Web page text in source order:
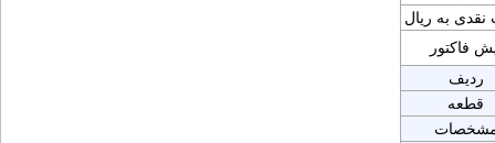
به ریال
فاکتور
ردیف
قطعه